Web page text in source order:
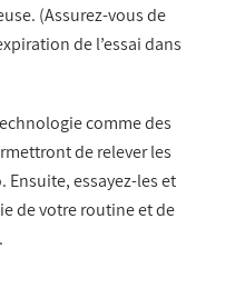
(Assurez-vous de
de l’essai dans
comme des
de relever les
Ensuite, essayez-les et
de votre routine et de